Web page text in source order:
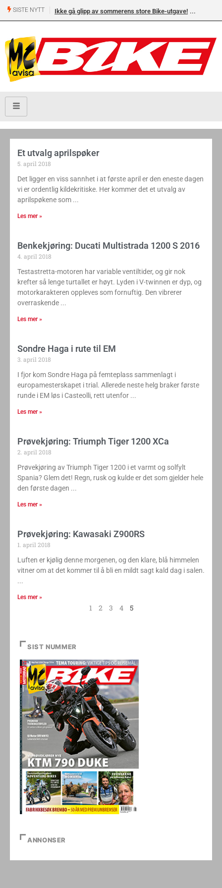
SISTE NYTT Ikke gå glipp av sommerens store Bike-utgave!
Et utvalg aprilspøker
5. april 2018
Det ligger en viss sannhet i at første april er den eneste dagen
vi er ordentlig kildekritiske. Her kommer det et utvalg av
aprilspøkene som
Les mer »
Benkekjøring: Ducati Multistrada 1200 S 2016
4. april 2018
Testastretta-motoren har variable ventiltider, og gir nok
krefter så lenge turtallet er høyt. Lyden i V-twinnen er dyp, og
motorkarakteren oppleves som fornuftig. Den vibrerer
overraskende
Les mer »
Sondre Haga i rute til EM
3. april 2018
I fjor kom Sondre Haga på femteplass sammenlagt i
europamesterskapet i trial. Allerede neste helg braker første
runde i EM løs i Casteolli, rett utenfor
Les mer »
Prøvekjøring: Triumph Tiger 1200 XCa
2. april 2018
Prøvekjøring av Triumph Tiger 1200 i et varmt og solfylt
Spania? Glem det! Regn, rusk og kulde er det som gjelder hele
den første dagen
Les mer »
Prøvekjøring: Kawasaki Z900RS
1. april 2018
Luften er kjølig denne morgenen, og den klare, blå himmelen
vitner om at det kommer til å bli en mildt sagt kald dag i salen.
Les mer »
1 2 3 4 5
SIST NUMMER
ANNONSER